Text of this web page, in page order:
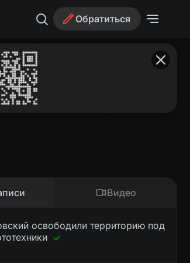
Обратиться
Видео
освободили территорию под